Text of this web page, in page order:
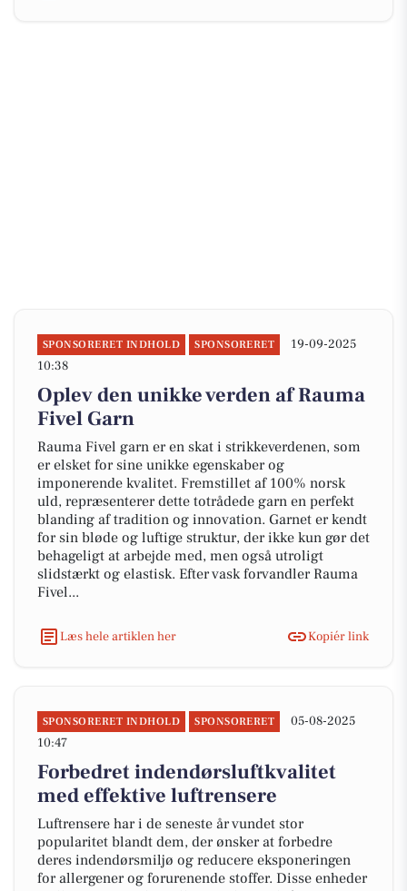
SPONSORERET INDHOLD SPONSORERET
19-09-2025
10:38
Oplev den unikke verden af Rauma
Fivel Garn
Rauma Fivel garn er en skat i strikkeverdenen, som
er elsket for sine unikke egenskaber og
imponerende kvalitet. Fremstillet af 100% norsk
uld, repræsenterer dette totrådede garn en perfekt
blanding af tradition og innovation. Garnet er kendt
for sin bløde og luftige struktur, der ikke kun gør det
behageligt at arbejde med, men også utroligt
slidstærkt og elastisk. Efter vask forvandler Rauma
Fivel...
Læs hele artiklen her Kopiér link
SPONSORERET INDHOLD SPONSORERET
05-08-2025
10:47
Forbedret indendørsluftkvalitet
med effektive luftrensere
Luftrensere har i de seneste år vundet stor
popularitet blandt dem, der ønsker at forbedre
deres indendørsmiljø og reducere eksponeringen
for allergener og forurenende stoffer. Disse enheder